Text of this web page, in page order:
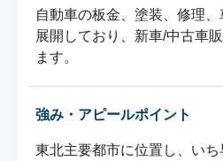
自動車の板金、塗装、修理
展開しており、新車/中古車
ます。
強み・アピールポイント
東北主要都市に位置し、い